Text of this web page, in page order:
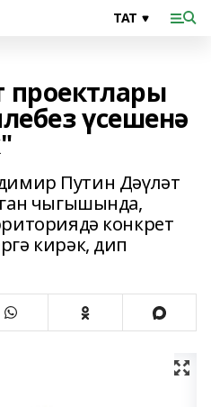
проектлары
үсешенә
Путин Дәүләт
чыгышында,
конкрет
кирәк, дип